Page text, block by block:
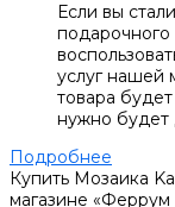
Если вы
услуг нашей
товара
нужно будет
Подробнее
Купить Мозаика
магазине